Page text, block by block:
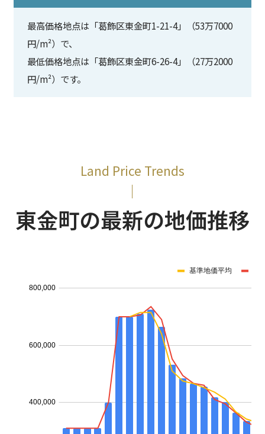
最高価格地点は「葛飾区東金町1-21-4」（53万7000
円/m²）で、
最低価格地点は「葛飾区東金町6-26-4」（27万2000
円/m²）です。
Land Price Trends
東金町の最新の地価推移